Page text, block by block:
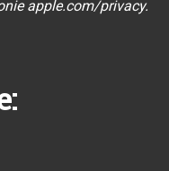
apple.com/privacy.